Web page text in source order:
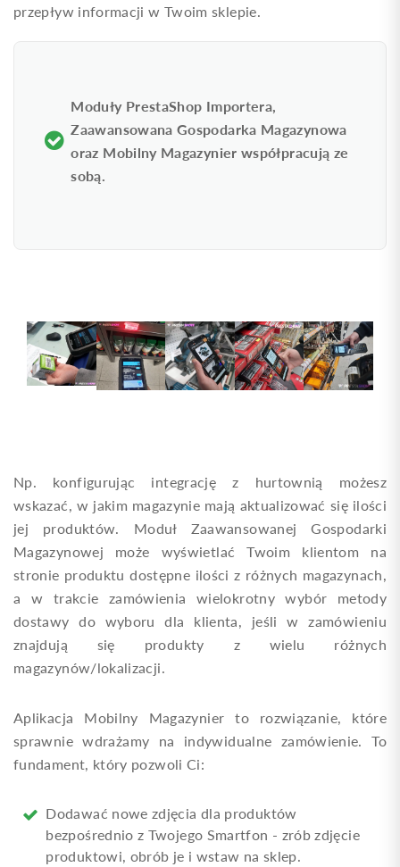
przepływ informacji w Twoim sklepie.
Moduły PrestaShop Importera,
Zaawansowana Gospodarka Magazynowa
oraz Mobilny Magazynier współpracują ze
sobą.
Np. konfigurując integrację z hurtownią możesz
wskazać, w jakim magazynie mają aktualizować się ilości
jej produktów. Moduł Zaawansowanej Gospodarki
Magazynowej może wyświetlać Twoim klientom na
stronie produktu dostępne ilości z różnych magazynach,
a w trakcie zamówienia wielokrotny wybór metody
dostawy do wyboru dla klienta, jeśli w zamówieniu
znajdują się produkty z wielu różnych
magazynów/lokalizacji.
Aplikacja Mobilny Magazynier to rozwiązanie, które
sprawnie wdrażamy na indywidualne zamówienie. To
fundament, który pozwoli Ci:
Dodawać nowe zdjęcia dla produktów
bezpośrednio z Twojego Smartfon - zrób zdjęcie
produktowi, obrób je i wstaw na sklep.